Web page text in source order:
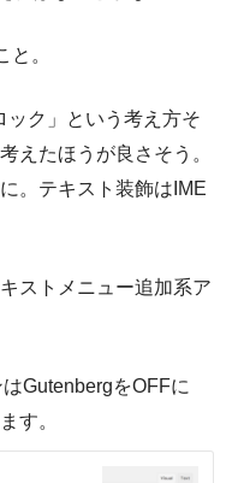
。
ック」という考え方そ
えたほうが良さそう。
。テキスト装飾はIME
ストメニュー追加系ア
GutenbergをOFFに
す。